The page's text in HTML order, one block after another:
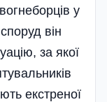
у
він
за якої
екстреної